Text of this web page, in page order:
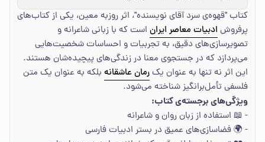
کتاب "قهوه‌ی سرد آقای نویسنده"، اثر روزبه معین، یکی از کتاب‌های
پرفروش ادبیات معاصر ایران است که با زبانی شاعرانه و
تصویرسازی‌های دقیق، به تجربیات و احساسات شخصیت‌هایی
می‌پردازد که در جستجوی معنا در زندگی‌های پیچیده‌شان هستند.
این اثر نه تنها به عنوان یکرمان عاشقانه بلکه به عنوان یک متن
فلسفی تأمل‌برانگیز شناخته می‌شود.
ویژگی‌های برجسته‌ی کتاب:
- 📖 استفاده از زبان روان و شاعرانه
- 🌍 فضاسازی‌های عمیق در بستر ادبیات فارسی